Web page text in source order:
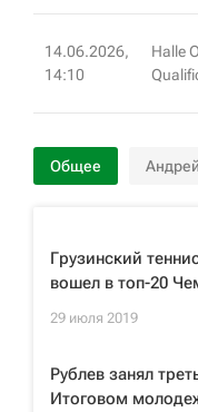
14.06.2026,
14:10
Halle
Общее
Грузинский
вошел в топ-20
29 июля 2019
Рублев занял
Итоговом